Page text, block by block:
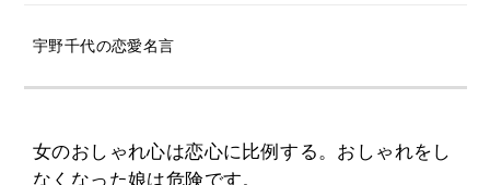
宇野千代の恋愛名言
女のおしゃれ心は恋心に比例する。おしゃれをし
なくなった娘は危険です。